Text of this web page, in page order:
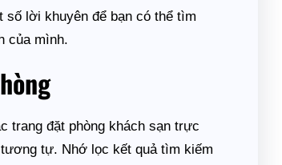
số lời khuyên để bạn có thể tìm
của mình.
trang đặt phòng khách sạn trực
tự. Nhớ lọc kết quả tìm kiếm